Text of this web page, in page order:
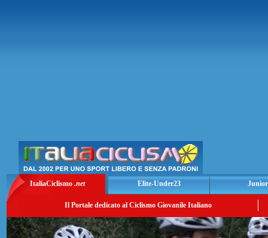
ItaliaCiclismo .net Elite-Under23
Il Portale dedicato al Ciclismo Giovanile Italiano